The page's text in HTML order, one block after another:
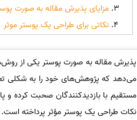
مزایای پذیرش مقاله به صورت
نکاتی برای طراحی یک پوستر موثر
پذیرش مقاله به صورت پوستر یکی از
می‌دهد که پژوهش‌های خود را به شکلی
مستقیم با بازدیدکنندگان صحبت کرده و
نکات طراحی یک پوستر مؤثر پرداخته است.